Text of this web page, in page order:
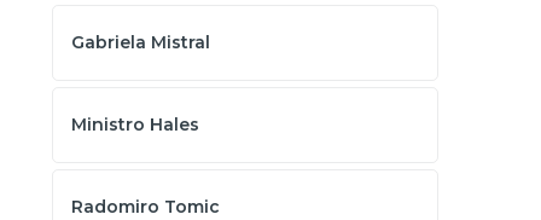
Gabriela Mistral
Ministro Hales
Radomiro Tomic